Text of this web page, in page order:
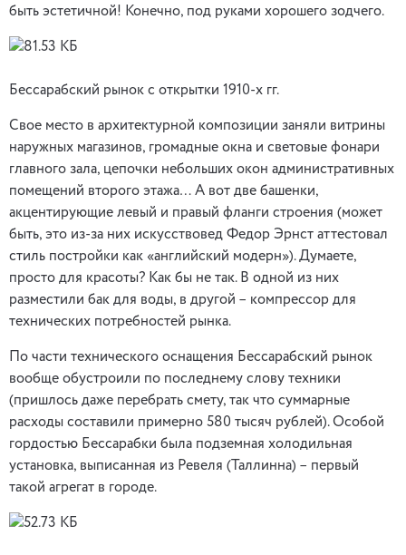
быть эстетичной! Конечно, под руками хорошего зодчего.
Бессарабский рынок с открытки 1910-х гг.
Свое место в архитектурной композиции заняли витрины
наружных магазинов, громадные окна и световые фонари
главного зала, цепочки небольших окон административных
помещений второго этажа… А вот две башенки,
акцентирующие левый и правый фланги строения (может
быть, это из-за них искусствовед Федор Эрнст аттестовал
стиль постройки как «английский модерн»). Думаете,
просто для красоты? Как бы не так. В одной из них
разместили бак для воды, в другой – компрессор для
технических потребностей рынка.
По части технического оснащения Бессарабский рынок
вообще обустроили по последнему слову техники
(пришлось даже перебрать смету, так что суммарные
расходы составили примерно 580 тысяч рублей). Особой
гордостью Бессарабки была подземная холодильная
установка, выписанная из Ревеля (Таллинна) – первый
такой агрегат в городе.